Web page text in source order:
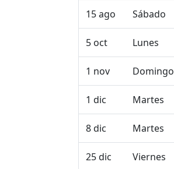
15 ago Sábado
5 oct Lunes
1 nov Domingo
1 dic Martes
8 dic Martes
25 dic Viernes